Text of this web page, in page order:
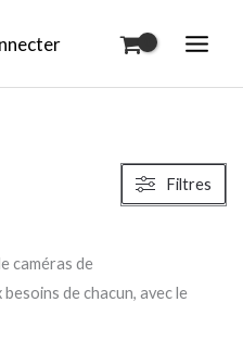
Filtres
caméras de
de chacun, avec le